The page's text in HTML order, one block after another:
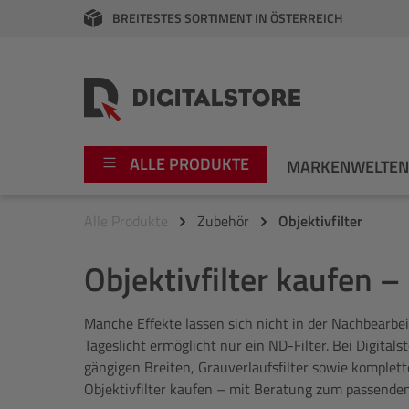
Zur Hauptnavigation springen
BREITESTES SORTIMENT IN ÖSTERREICH
ALLE PRODUKTE MARKENWELTEN
Video
Audio
Apple
Fujifilm
Leica Boutique
Nikon
Alle Produkte Zubehör Objektivfilter
Objektivfilter kaufen
Manche Effekte lassen sich nicht in der
Tageslicht ermöglicht nur ein ND-Filter. Bei
gängigen Breiten, Grauverlaufsfilter sowie
Objektivfilter kaufen – mit Beratung zum